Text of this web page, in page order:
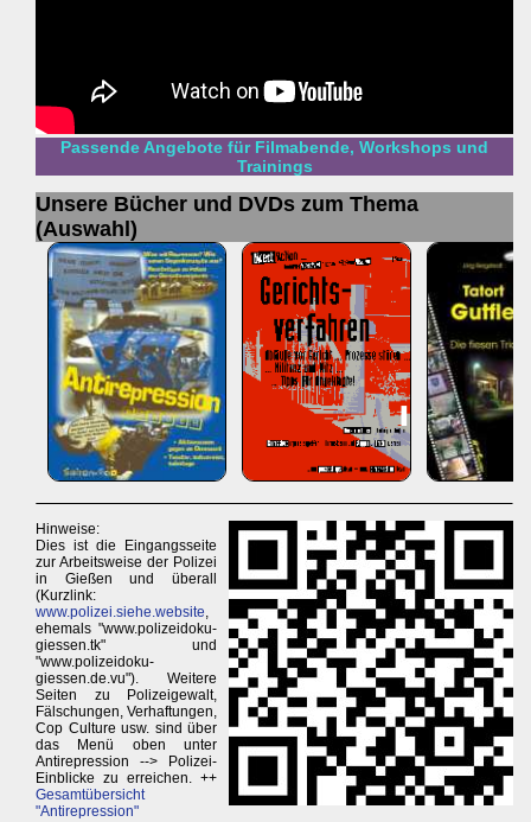
Passende Angebote für Filmabende, Workshops und
Trainings
Unsere Bücher und DVDs zum Thema
(Auswahl)
Hinweise:
Dies ist die Eingangsseite
zur Arbeitsweise der Polizei
in Gießen und überall
(Kurzlink:
www.polizei.siehe.website,
ehemals "www.polizeidoku-
giessen.tk" und
"www.polizeidoku-
giessen.de.vu"). Weitere
Seiten zu Polizeigewalt,
Fälschungen, Verhaftungen,
Cop Culture usw. sind über
das Menü oben unter
Antirepression --> Polizei-
Einblicke zu erreichen. ++
Gesamtübersicht
"Antirepression"